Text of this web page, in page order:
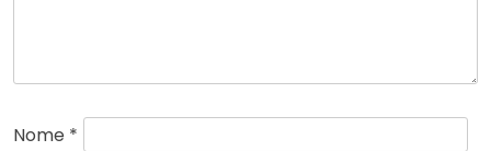
Nome *